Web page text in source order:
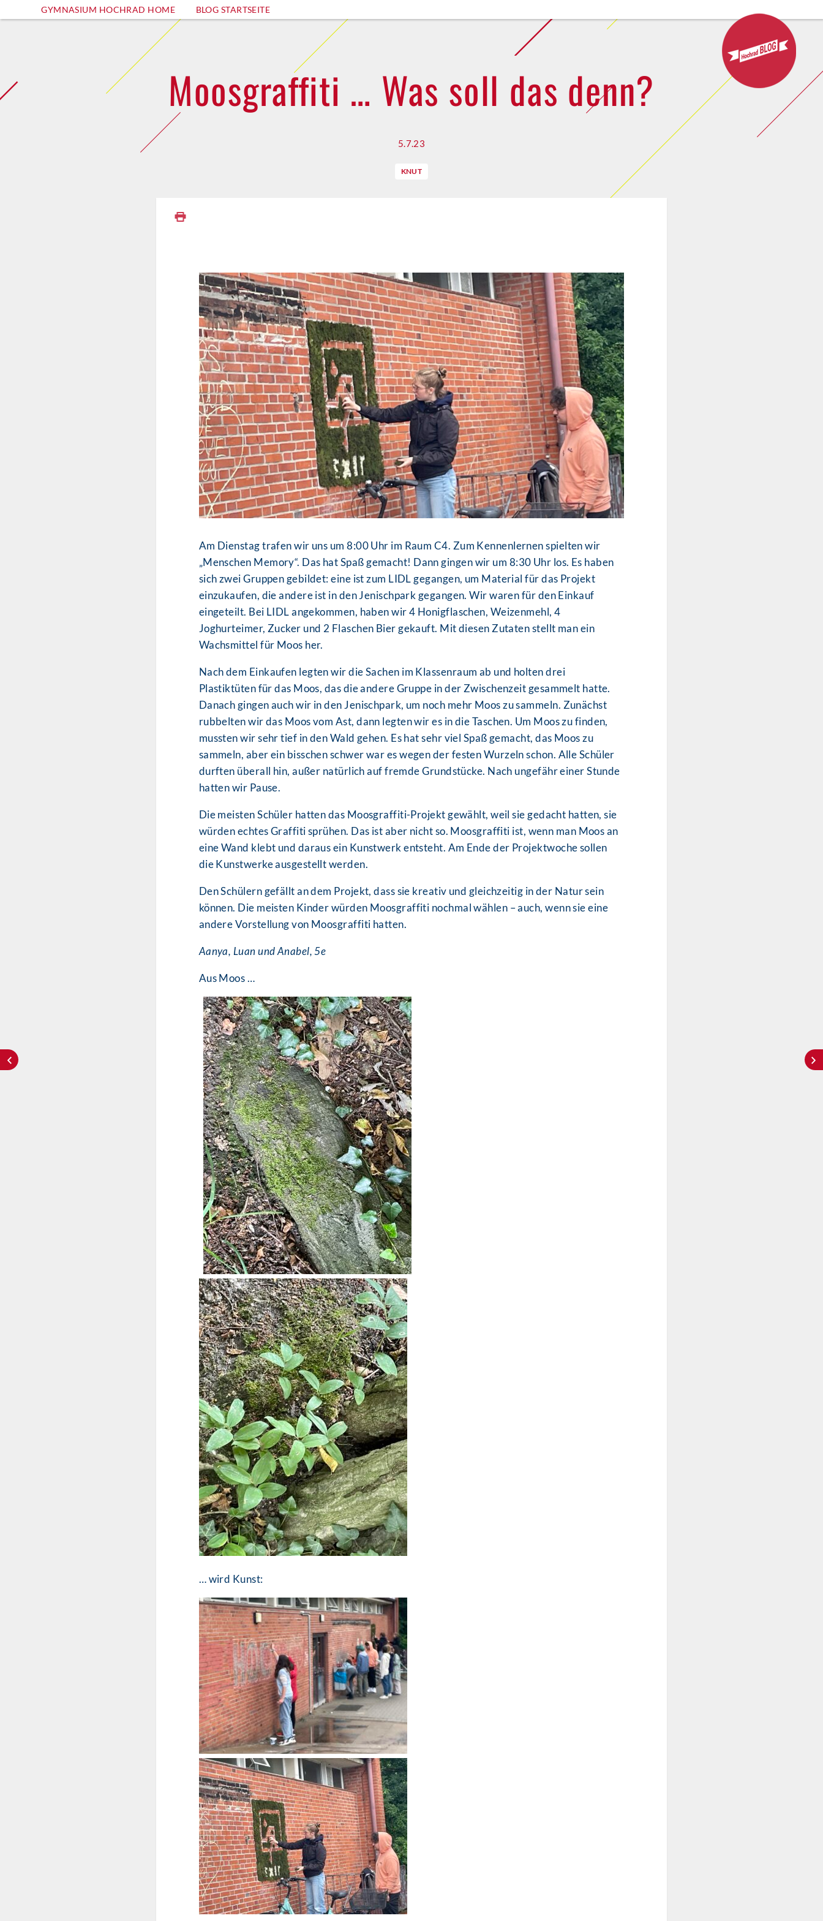
GYMNASIUM HOCHRAD HOME BLOG STARTSEITE
Moosgraffiti … Was soll das denn?
5.7.23
KNUT
Am Dienstag trafen wir uns um 8:00 Uhr im Raum C4. Zum Kennenlernen spielten wir
„Menschen Memory“. Das hat Spaß gemacht! Dann gingen wir um 8:30 Uhr los. Es haben
sich zwei Gruppen gebildet: eine ist zum LIDL gegangen, um Material für das Projekt
einzukaufen, die andere ist in den Jenischpark gegangen. Wir waren für den Einkauf
eingeteilt. Bei LIDL angekommen, haben wir 4 Honigflaschen, Weizenmehl, 4
Joghurteimer, Zucker und 2 Flaschen Bier gekauft. Mit diesen Zutaten stellt man ein
Wachsmittel für Moos her.
Nach dem Einkaufen legten wir die Sachen im Klassenraum ab und holten drei
Plastiktüten für das Moos, das die andere Gruppe in der Zwischenzeit gesammelt hatte.
Danach gingen auch wir in den Jenischpark, um noch mehr Moos zu sammeln. Zunächst
rubbelten wir das Moos vom Ast, dann legten wir es in die Taschen. Um Moos zu finden,
mussten wir sehr tief in den Wald gehen. Es hat sehr viel Spaß gemacht, das Moos zu
sammeln, aber ein bisschen schwer war es wegen der festen Wurzeln schon. Alle Schüler
durften überall hin, außer natürlich auf fremde Grundstücke. Nach ungefähr einer Stunde
hatten wir Pause.
Die meisten Schüler hatten das Moosgraffiti-Projekt gewählt, weil sie gedacht hatten, sie
würden echtes Graffiti sprühen. Das ist aber nicht so. Moosgraffiti ist, wenn man Moos an
eine Wand klebt und daraus ein Kunstwerk entsteht. Am Ende der Projektwoche sollen
die Kunstwerke ausgestellt werden.
Den Schülern gefällt an dem Projekt, dass sie kreativ und gleichzeitig in der Natur sein
können. Die meisten Kinder würden Moosgraffiti nochmal wählen – auch, wenn sie eine
andere Vorstellung von Moosgraffiti hatten.
Aanya, Luan und Anabel, 5e
Aus Moos …
… wird Kunst: